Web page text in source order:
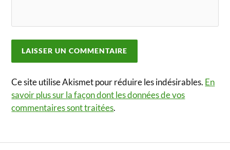
Ce site utilise Akismet pour réduire les indésirables. En
savoir plus sur la façon dont les données de vos
commentaires sont traitées.